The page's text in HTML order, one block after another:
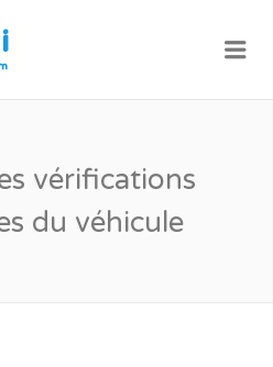
vérifications
du véhicule